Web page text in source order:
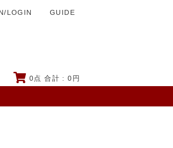
LOGIN GUIDE
0点 合計 :0円